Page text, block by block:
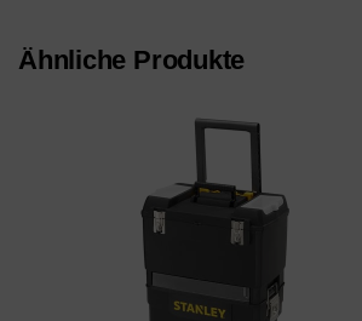
Ähnliche Produkte